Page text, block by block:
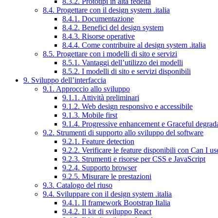
8.4. Progettare con il design system .italia
8.4.1. Documentazione
8.4.2. Benefici del design system
8.4.3. Risorse operative
8.4.4. Come contribuire al design system .italia
8.5. Progettare con i modelli di sito e servizi
8.5.1. Vantaggi dell’utilizzo dei modelli
8.5.2. I modelli di sito e servizi disponibili
9. Sviluppo dell’interfaccia
9.1. Approccio allo sviluppo
9.1.1. Attività preliminari
9.1.2. Web design responsivo e accessibile
9.1.3. Mobile first
9.1.4. Progressive enhancement e Graceful
9.2. Strumenti di supporto allo sviluppo del software
9.2.1. Feature detection
9.2.2. Verificare le feature disponibili con Can I
9.2.3. Strumenti e risorse per CSS e JavaScript
9.2.4. Supporto browser
9.2.5. Misurare le prestazioni
9.3. Catalogo del riuso
9.4. Sviluppare con il design system .italia
9.4.1. Il framework Bootstrap Italia
9.4.2. Il kit di sviluppo React